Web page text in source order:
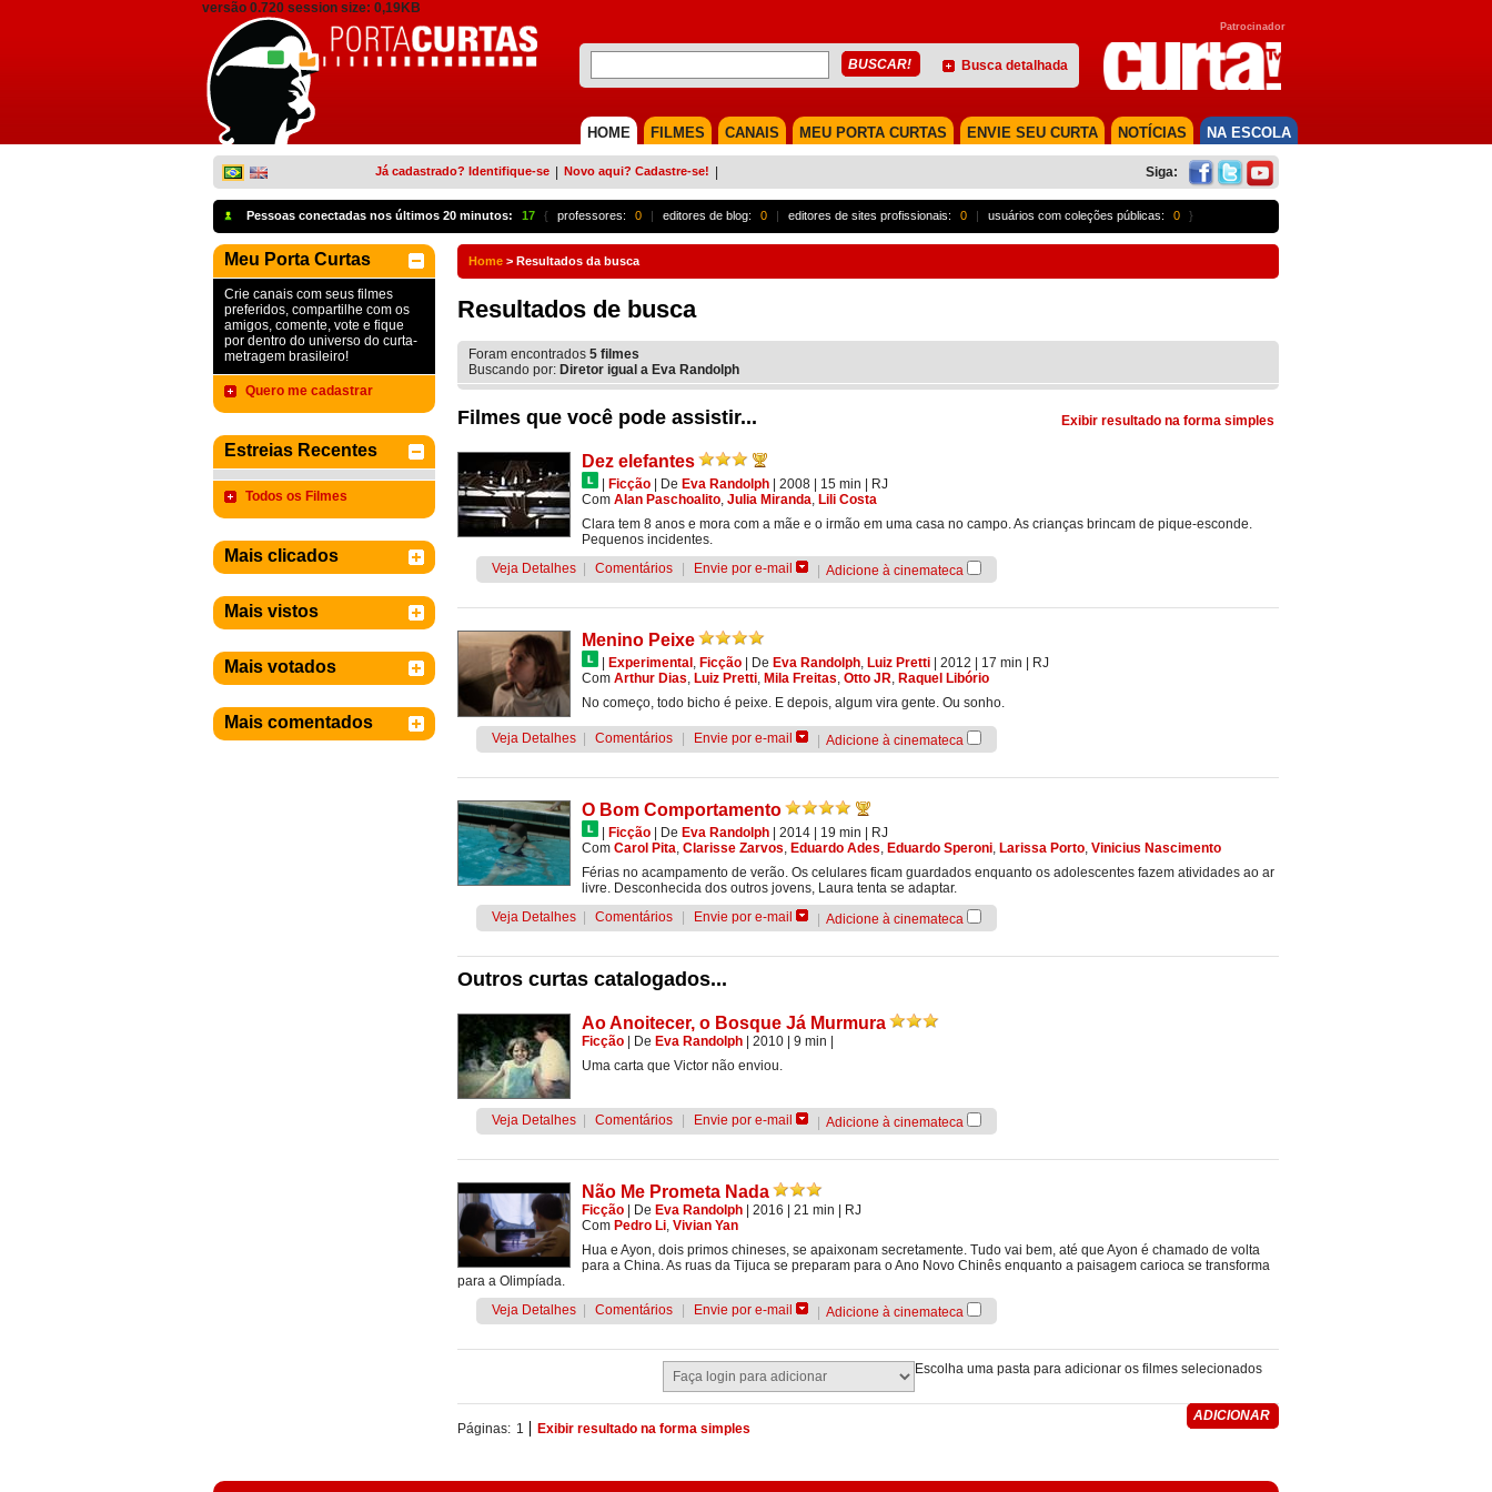
versão 0.720 session size: 0,19KB
Busca detalhada
Patrocinador
NA ESCOLA
NOTÍCIAS
ENVIE SEU CURTA
MEU PORTA CURTAS
CANAIS
FILMES
HOME
Siga:
Já cadastrado? Identifique-se Novo aqui? Cadastre-se!
Pessoas conectadas nos últimos 20 minutos: 17 { professores: 0 | editores de blog: 0 | editores de sites profissionais: 0 | usuários com coleções públicas: 0 }
Meu Porta Curtas
Crie canais com seus filmes
preferidos, compartilhe com os
amigos, comente, vote e fique
por dentro do universo do curta-
metragem brasileiro!
Quero me cadastrar
Estreias Recentes
Todos os Filmes
Mais clicados
Mais vistos
Mais votados
Mais comentados
Home > Resultados da busca
Resultados de busca
Foram encontrados 5 filmes
Buscando por: Diretor igual a Eva Randolph
Exibir resultado na forma simples
Filmes que você pode assistir...
Dez elefantes
Ficção De Eva Randolph | 2008 | 15 min
RJ
Com Alan Paschoalito, Julia Miranda, Lili Costa
Clara tem 8 anos e mora com a mãe e o irmão em uma casa no campo. As crianças brincam de pique-esconde.
Pequenos incidentes.
Veja Detalhes
Comentários Envie por e-mail Adicione à cinemateca
Menino Peixe
Experimental , Ficção De Eva Randolph, Luiz Pretti | 2012 | 17 min
RJ
Com Arthur Dias, Luiz Pretti, Mila Freitas, Otto JR, Raquel Libório
No começo, todo bicho é peixe. E depois, algum vira gente. Ou sonho.
Veja Detalhes | Comentários | Envie por e-mail | Adicione à cinemateca
O Bom Comportamento
| Ficção | De Eva Randolph | 2014 | 19 min | RJ
Com Carol Pita Clarisse Zarvos Eduardo Ades Eduardo Speroni Larissa Porto Vinicius Nascimento
Férias no acampamento de verão. Os celulares ficam guardados enquanto os adolescentes fazem atividades ao ar
livre. Desconhecida dos outros jovens, Laura tenta se adaptar.
Veja Detalhes | Comentários | Envie por e-mail | Adicione à cinemateca
Outros curtas catalogados...
Ao Anoitecer, o Bosque Já Murmura
Ficção | De Eva Randolph | 2010 | 9 min |
Uma carta que Victor não enviou.
Veja Detalhes | Comentários | Envie por e-mail | Adicione à cinemateca
Não Me Prometa Nada
Ficção | De Eva Randolph | 2016 | 21 min | RJ
Com Pedro Li Vivian Yan
Hua e Ayon, dois primos chineses, se apaixonam secretamente. Tudo vai bem, até que Ayon é chamado de volta
para a China. As ruas da Tijuca se preparam para o Ano Novo Chinês enquanto a paisagem carioca se transforma
para a Olimpíada.
Veja Detalhes | Comentários | Envie por e-mail | Adicione à cinemateca
Escolha uma pasta para adicionar os filmes selecionados
Páginas: 1 Exibir resultado na forma simples